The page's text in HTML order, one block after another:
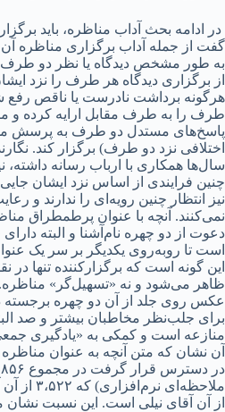
در ادامه بحث آداب مناظره، باید
گفت از جمله آداب برگزاری مناظره
به طور مشخص دیدگاه یا نظر دو طرف
از برگزاری دیدگاه هر طرف را نزد
هرگونه برداشت نادرست یا ناقص رفع
طرف را به طرف مقابل ارایه کرده و
پاسخ‌های مستدل دو طرف به پرسش
اختلافی نزد دو طرف) برگزار کند.
سال‌ها همکاری با ارباب رسانه
چنین فرایندی از اساس نزد ایشان
نیز انتظار چنین رویه‌ای را ندارند و
نمی‌کنند. آنچه با عنوان پرطمطراق
دعوت از دو چهره نام‌آشنا و البته
است تا روبه‌روی یکدیگر بر سر یک
این گونه است که برگزارکننده تنها در
ظاهر می‌شود و نه «تسهیل‌گر»
عکس روی جلد از آن دو چهره برجسته
برای جلب‌نظر مخاطبان بیشتر و صد
منازعه است و کمکی به «یادگیری
آن نشان که متن آنچه به عنوان مناظره
از آن آقای نیلی است. این نسبت نشان